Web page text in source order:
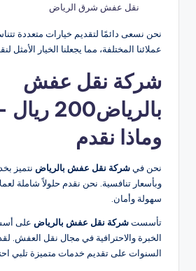
نقل عفش شرق الرياض
نحن نسعى دائمًا لتقديم خيارات متعددة
عملائنا المختلفة، مما يجعلنا الخيار
شركة نقل عفش
وماذا نقدم
نحن في شركة نقل عفش بالرياض نتميز
وبأسعار تنافسية. نحن نقدم حلولاً شاملة
سهولة وأمان.
تأسستشركة نقل عفش بالرياض على
الخبرة والاحترافية في مجال نقل العفش.
السنوات على تقديم خدمات متميزة تلبي